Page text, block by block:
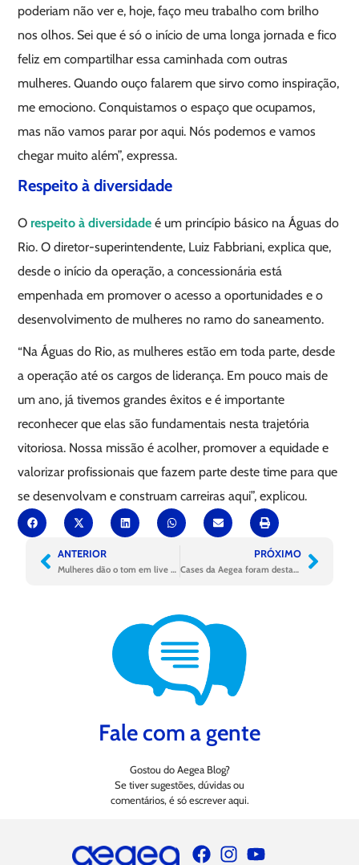
poderiam não ver e, hoje, faço meu trabalho com brilho
nos olhos. Sei que é só o início de uma longa jornada e fico
feliz em compartilhar essa caminhada com outras
mulheres. Quando ouço falarem que sirvo como inspiração,
me emociono. Conquistamos o espaço que ocupamos,
mas não vamos parar por aqui. Nós podemos e vamos
chegar muito além”, expressa.
Respeito à diversidade
O respeito à diversidade é um princípio básico na Águas do
Rio. O diretor-superintendente, Luiz Fabbriani, explica que,
desde o início da operação, a concessionária está
empenhada em promover o acesso a oportunidades e o
desenvolvimento de mulheres no ramo do saneamento.
“Na Águas do Rio, as mulheres estão em toda parte, desde
a operação até os cargos de liderança. Em pouco mais de
um ano, já tivemos grandes êxitos e é importante
reconhecer que elas são fundamentais nesta trajetória
vitoriosa. Nossa missão é acolher, promover a equidade e
valorizar profissionais que fazem parte deste time para que
se desenvolvam e construam carreiras aqui”, explicou.
ANTERIOR
Mulheres dão o tom em live promovida pela Aegea
PRÓXIMO
Cases da Aegea foram destaque em conferência global
Fale com a gente
Gostou do Aegea Blog?
Se tiver sugestões, dúvidas ou
comentários, é só escrever aqui.